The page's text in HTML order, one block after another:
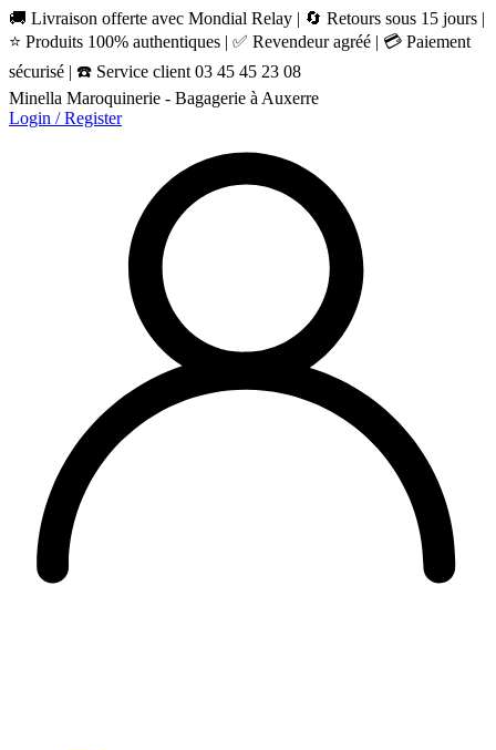
🚚 Livraison offerte avec Mondial Relay | 🔄 Retours sous 15 jours |
⭐ Produits 100% authentiques | ✅ Revendeur agréé | 💳 Paiement
sécurisé | ☎️ Service client 03 45 45 23 08
Minella Maroquinerie - Bagagerie à Auxerre
Login / Register